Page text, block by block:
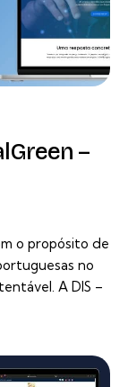
–
o propósito de
no
A DIS –